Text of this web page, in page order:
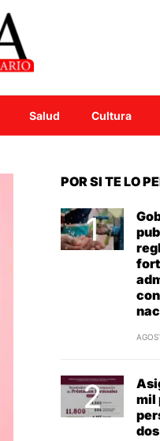
Salud Cultura
POR SI TE LO
mil